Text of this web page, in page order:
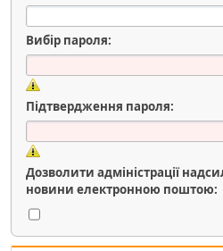
Вибір пароля:
Підтвердження пароля:
Дозволити адміністрації
новини електронною поштою: